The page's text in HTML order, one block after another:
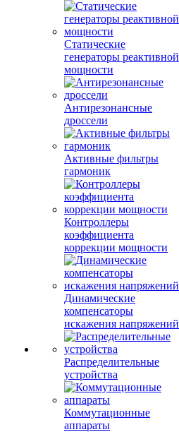
Статические
генераторы реактивной
мощности
Антирезонансные
дроссели
Активные фильтры
гармоник
Контроллеры
коэффициента
коррекции мощности
Динамические
компенсаторы
искажения напряжений
Распределительные
устройства
Коммутационные
аппараты